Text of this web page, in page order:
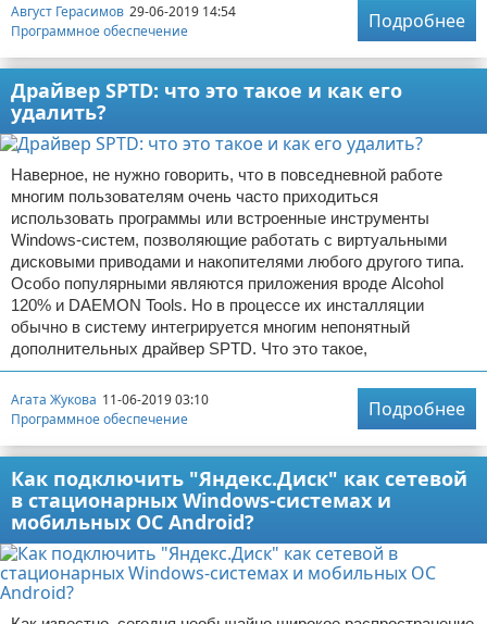
Август Герасимов 29-06-2019 14:54
Программное обеспечение
Подробнее
Драйвер SPTD: что это такое и как его
удалить?
Наверное, не нужно говорить, что в повседневной работе
многим пользователям очень часто приходиться
использовать программы или встроенные инструменты
Windows-систем, позволяющие работать с виртуальными
дисковыми приводами и накопителями любого другого типа.
Особо популярными являются приложения вроде Alcohol
120% и DAEMON Tools. Но в процессе их инсталляции
обычно в систему интегрируется многим непонятный
дополнительных драйвер SPTD. Что это такое,
Агата Жукова 11-06-2019 03:10
Программное обеспечение
Подробнее
Как подключить "Яндекс.Диск" как сетевой
в стационарных Windows-системах и
мобильных ОС Android?